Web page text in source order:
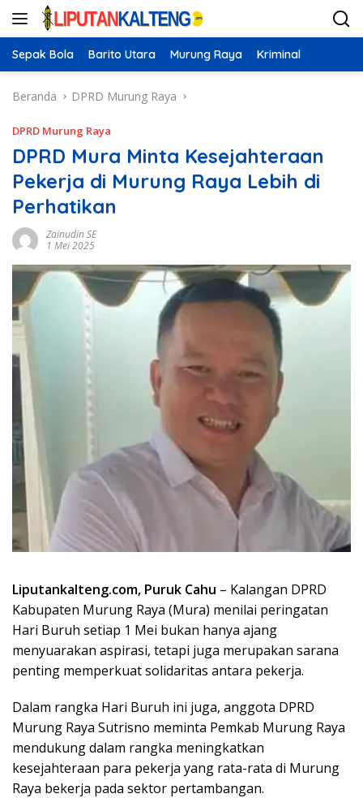
Langsung
Sepak Bola Barito Utara Murung Raya Kriminal
Beranda DPRD Murung Raya
DPRD Murung Raya
DPRD Mura Minta Kesejahteraan
Pekerja di Murung Raya Lebih di
Perhatikan
Zainudin SE
1 Mei 2025
Liputankalteng.com, Puruk Cahu – Kalangan DPRD
Kabupaten Murung Raya (Mura) menilai peringatan
Hari Buruh setiap 1 Mei bukan hanya ajang
menyuarakan aspirasi, tetapi juga merupakan sarana
penting memperkuat solidaritas antara pekerja.
Dalam rangka Hari Buruh ini juga, anggota DPRD
Murung Raya Sutrisno meminta Pemkab Murung Raya
mendukung dalam rangka meningkatkan
kesejahteraan para pekerja yang rata-rata di Murung
Raya bekerja pada sektor pertambangan.